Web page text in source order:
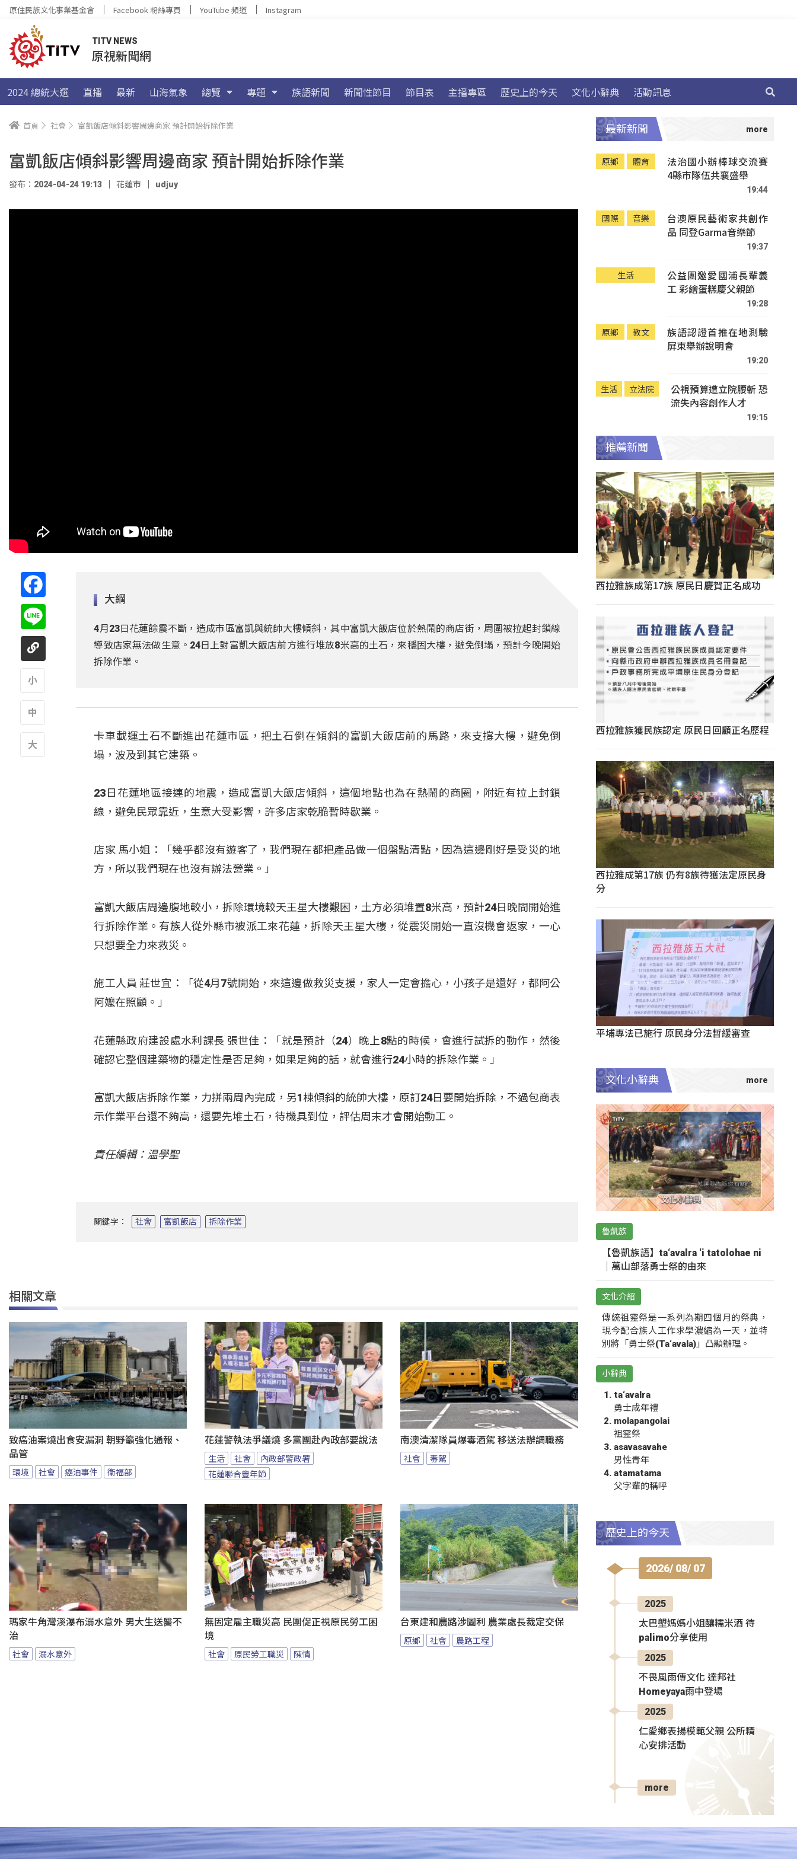
原住民族文化事業基金會 Facebook 粉絲專頁 YouTube 頻道 Instagram
TITV NEWS
原視新聞網
2024 總統大選 直播 最新 山海氣象 總覽 專題 族語新聞 新聞性節目 節目表 主播專區 歷史上的今天 文化小辭典 活動訊息
首頁 社會 富凱飯店傾斜影響周邊商家 預計開始拆除作業
富凱飯店傾斜影響周邊商家 預計開始拆除作業
發布：2024-04-24 19:13 花蓮市 udjuy
大綱
4月23日花蓮餘震不斷，造成市區富凱與統帥大樓傾斜，其中富凱大飯店位於熱鬧的商店街，周圍被拉起封鎖線
導致店家無法做生意。24日上對富凱大飯店前方進行堆放8米高的土石，來穩固大樓，避免倒塌，預計今晚開始
拆除作業。
卡車載運土石不斷進出花蓮市區，把土石倒在傾斜的富凱大飯店前的馬路，來支撐大樓，避免倒
塌，波及到其它建築。
23日花蓮地區接連的地震，造成富凱大飯店傾斜，這個地點也為在熱鬧的商圈，附近有拉上封鎖
線，避免民眾靠近，生意大受影響，許多店家乾脆暫時歇業。
店家 馬小姐：「幾乎都沒有遊客了，我們現在都把產品做一個盤點清點，因為這邊剛好是受災的地
方，所以我們現在也沒有辦法營業。」
富凱大飯店周邊腹地較小，拆除環境較天王星大樓艱困，土方必須堆置8米高，預計24日晚間開始進
行拆除作業。有族人從外縣市被派工來花蓮，拆除天王星大樓，從震災開始一直沒機會返家，一心
只想要全力來救災。
施工人員 莊世宜：「從4月7號開始，來這邊做救災支援，家人一定會擔心，小孩子是還好，都阿公
阿嬤在照顧。」
花蓮縣政府建設處水利課長 張世佳：「就是預計（24）晚上8點的時候，會進行試拆的動作，然後
確認它整個建築物的穩定性是否足夠，如果足夠的話，就會進行24小時的拆除作業。」
富凱大飯店拆除作業，力拼兩周內完成，另1棟傾斜的統帥大樓，原訂24日要開始拆除，不過包商表
示作業平台還不夠高，還要先堆土石，待機具到位，評估周末才會開始動工。
責任編輯：温學聖
關鍵字： 社會 富凱飯店 拆除作業
相關文章
致癌油案燒出食安漏洞 朝野籲強化通報、
品管
環境 社會 癌油事件 衛福部
花蓮警執法爭議燒 多黨團赴內政部要說法
生活 社會
內政部警政署
花蓮聯合豐年節
南澳清潔隊員爆毒酒駕 移送法辦調職務
社會 毒駕
瑪家牛角灣溪瀑布溺水意外 男大生送醫不
治
社會 溺水意外
無固定雇主職災高 民團促正視原民勞工困
境
社會 原民勞工職災 陳情
台東建和農路涉圖利 農業處長裁定交保
原鄉 社會 農路工程
最新新聞
原鄉 體育
法治國小辦棒球交流賽
4縣市隊伍共襄盛舉
19:44
國際 音樂
台澳原民藝術家共創作
品 同登Garma音樂節
19:37
生活
公益團邀愛國浦長輩義
工 彩繪蛋糕慶父親節
19:28
原鄉 教文
族語認證首推在地測驗
屏東舉辦說明會
19:20
生活 立法院
公視預算遭立院腰斬 恐
流失內容創作人才
19:15
推薦新聞
西拉雅族成第17族 原民日慶賀正名成功
西拉雅族獲民族認定 原民日回顧正名歷程
西拉雅成第17族 仍有8族待獲法定原民身
分
平埔專法已施行 原民身分法暫緩審查
文化小辭典
魯凱族
【魯凱族語】ta‘avalra ‘i tatolohae ni
｜萬山部落勇士祭的由來
文化介紹
傳統祖靈祭是一系列為期四個月的祭典，
現今配合族人工作求學濃縮為一天，並特
別將「勇士祭(Ta‘avala)」凸顯辦理。
小辭典
ta‘avalra
勇士成年禮
molapangolai
祖靈祭
asavasavahe
男性青年
atamatama
父字輩的稱呼
歷史上的今天
2026/ 08/ 07
2025
太巴塱媽媽小姐釀糯米酒 待
palimo分享使用
2025
不畏風雨傳文化 達邦社
Homeyaya雨中登場
2025
仁愛鄉表揚模範父親 公所精
心安排活動
more